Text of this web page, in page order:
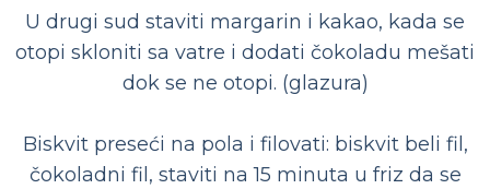
U drugi sud staviti margarin i kakao, kada se
otopi skloniti sa vatre i dodati čokoladu mešati
dok se ne otopi. (glazura)
Biskvit preseći na pola i filovati: biskvit beli fil,
čokoladni fil, staviti na 15 minuta u friz da se